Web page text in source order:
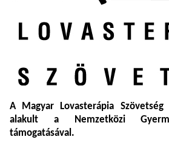
A Magyar Lovasterápia
alakult a Nemzetközi
támogatásával.